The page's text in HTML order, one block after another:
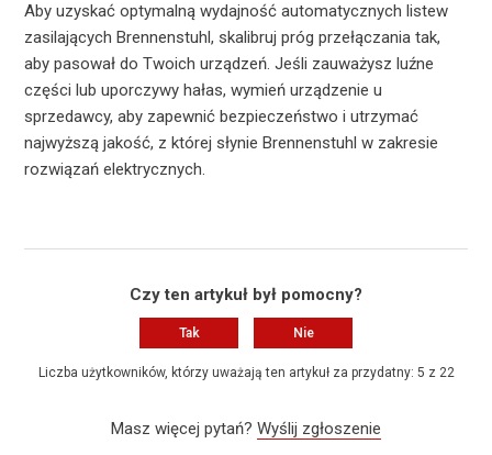
Aby uzyskać optymalną wydajność automatycznych listew
zasilających Brennenstuhl, skalibruj próg przełączania tak,
aby pasował do Twoich urządzeń. Jeśli zauważysz luźne
części lub uporczywy hałas, wymień urządzenie u
sprzedawcy, aby zapewnić bezpieczeństwo i utrzymać
najwyższą jakość, z której słynie Brennenstuhl w zakresie
rozwiązań elektrycznych.
Czy ten artykuł był pomocny?
Tak Nie
Liczba użytkowników, którzy uważają ten artykuł za przydatny: 5 z 22
Masz więcej pytań? Wyślij zgłoszenie